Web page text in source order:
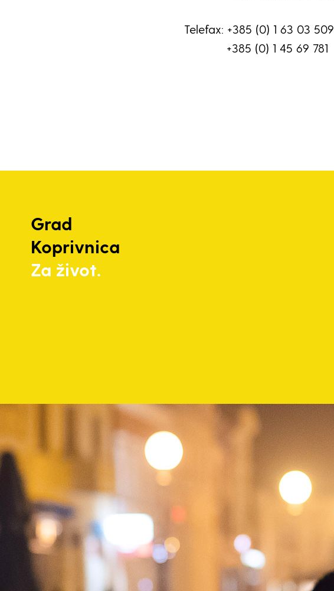
Telefax: +385 (0) 1 63 03 509
+385 (0) 1 45 69 781
Grad
Koprivnica
Za život.